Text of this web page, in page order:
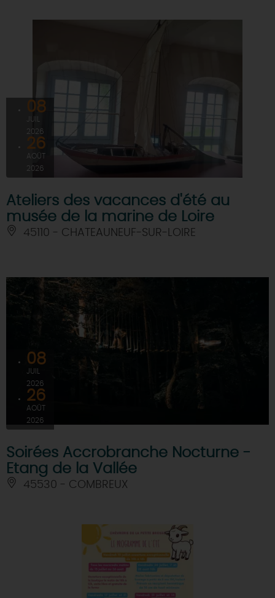
08
JUIL
2026
26
AOÛT
2026
Ateliers des vacances d'été au
musée de la marine de Loire
45110 - CHATEAUNEUF-SUR-LOIRE
08
JUIL
2026
26
AOÛT
2026
Soirées Accrobranche Nocturne -
Etang de la Vallée
45530 - COMBREUX